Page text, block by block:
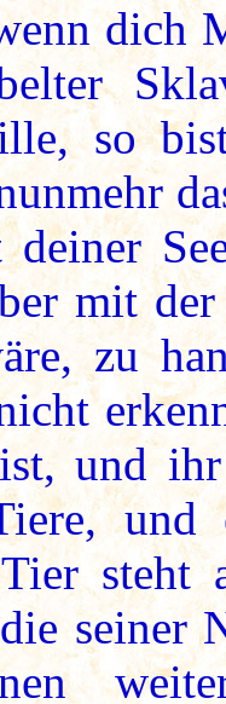
dich
so
deiner
mit der
zu
und
und
steht
seiner